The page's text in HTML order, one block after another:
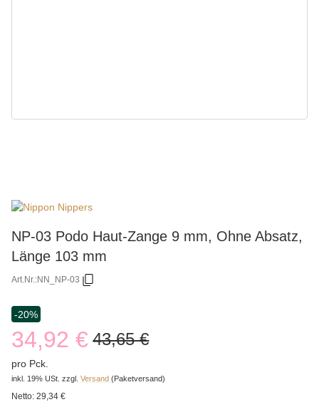
NP-03 Podo Haut-Zange 9 mm, Ohne Absatz,
Länge 103 mm
Art.Nr.:NN_NP-03
-20%
34,92 € 43,65 €
pro Pck.
inkl. 19% USt. zzgl. Versand (Paketversand)
Netto: 29,34 €